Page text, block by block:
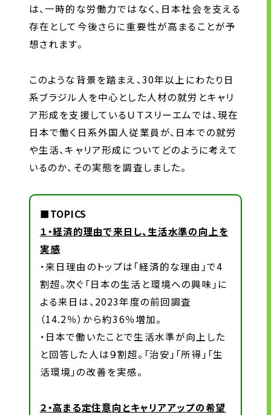
は、一時的な労働力ではなく、日本社会を支える
存在として今後さらに重要性が高まることが予
想されます。
このような背景を踏まえ、30年以上にわたり日
系ブラジル人を中心とした人材の就労とキャリ
ア形成を支援しているＵＴスリーエムでは、現在
日本で働く日系外国人従業員が、日本での就労
や生活、キャリア形成についてどのように考えて
いるのか、その実態を調査しました。
■TOPICS
１・経済的理由で来日し、生活水準の向上を
実感
・来日理由のトップは「経済的な理由」で4
割超。次ぐ「日本の生活と環境への興味」に
よる来日は、2023年度の前回調査
（14.2％）から約36％増加。
・日本で働いたことで生活水準が向上した
と回答した人は９割超。「治安」「所得」「生
活環境」の改善を実感。
２・高まる定住意向とキャリアアップの希望